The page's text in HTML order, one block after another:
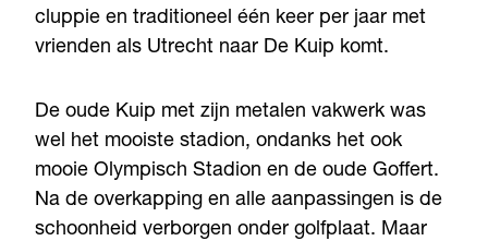
cluppie en traditioneel één keer per jaar met
vrienden als Utrecht naar De Kuip komt.
De oude Kuip met zijn metalen vakwerk was
wel het mooiste stadion, ondanks het ook
mooie Olympisch Stadion en de oude Goffert.
Na de overkapping en alle aanpassingen is de
schoonheid verborgen onder golfplaat. Maar